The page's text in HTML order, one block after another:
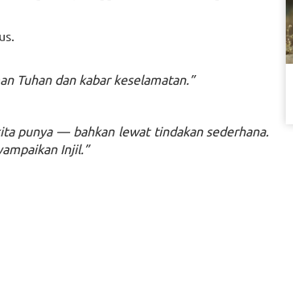
Tuhan dan kabar keselamatan.”
punya — bahkan lewat tindakan sederhana.
Injil.”